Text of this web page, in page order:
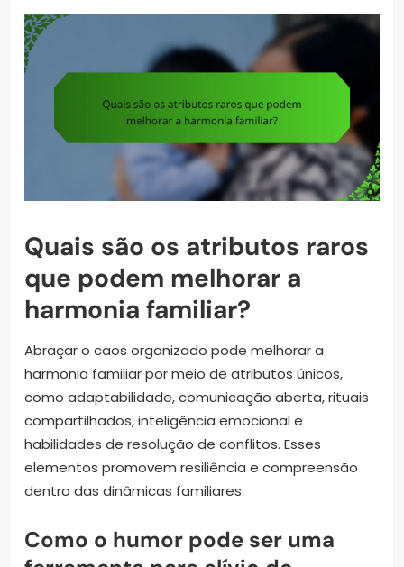
Quais são os atributos raros
que podem melhorar a
harmonia familiar?
Abraçar o caos organizado pode melhorar a
harmonia familiar por meio de atributos únicos,
como adaptabilidade, comunicação aberta, rituais
compartilhados, inteligência emocional e
habilidades de resolução de conflitos. Esses
elementos promovem resiliência e compreensão
dentro das dinâmicas familiares.
Como o humor pode ser uma